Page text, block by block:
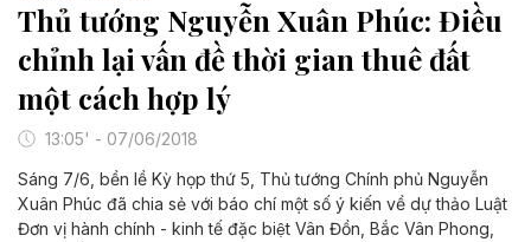
Thủ tướng Nguyễn Xuân Phúc: Điều
chỉnh lại vấn đề thời gian thuê đất
một cách hợp lý
13:05' - 07/06/2018
Sáng 7/6, bền lề Kỳ họp thứ 5, Thủ tướng Chính phủ Nguyễn
Xuân Phúc đã chia sẻ với báo chí một số ý kiến về dự thảo Luật
Đơn vị hành chính - kinh tế đặc biệt Vân Đồn, Bắc Vân Phong,